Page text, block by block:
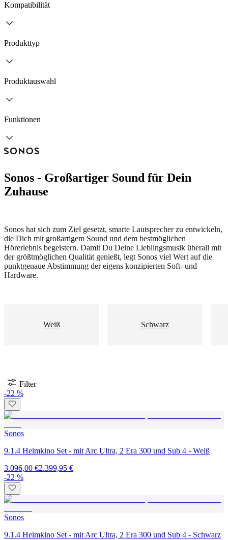
Kompatibilität
Produkttyp
Produktauswahl
Funktionen
Sonos - Großartiger Sound für Dein
Zuhause
Sonos hat sich zum Ziel gesetzt, smarte Lautsprecher zu entwickeln,
die Dich mit großartigem Sound und dem bestmöglichen
Hörerlebnis begeistern. Damit Du Deine Lieblingsmusik überall mit
der größtmöglichen Qualität genießt, legt Sonos viel Wert auf die
punktgenaue Abstimmung der eigens konzipierten Soft- und
Hardware.
Weiß Schwarz
Filter
-22 %
Sonos
9.1.4 Heimkino Set - mit Arc Ultra, 2 Era 300 und Sub 4 - Weiß
3.096,00 €2.399,95 €
-22 %
Sonos
9.1.4 Heimkino Set - mit Arc Ultra, 2 Era 300 und Sub 4 - Schwarz